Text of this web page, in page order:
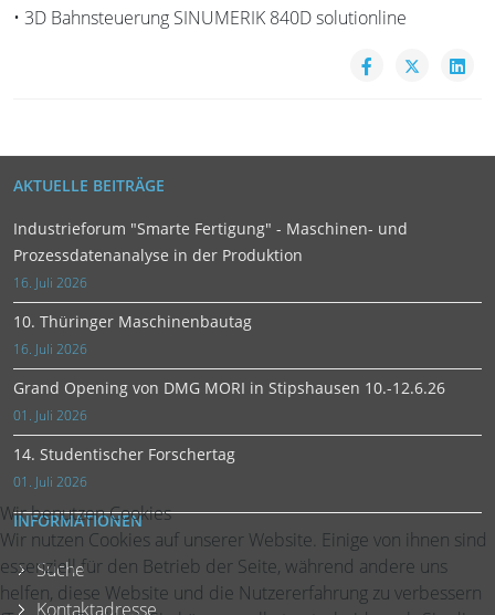
• 3D Bahnsteuerung SINUMERIK 840D solutionline
AKTUELLE BEITRÄGE
Industrieforum "Smarte Fertigung" - Maschinen- und
Prozessdatenanalyse in der Produktion
16. Juli 2026
10. Thüringer Maschinenbautag
16. Juli 2026
Grand Opening von DMG MORI in Stipshausen 10.-12.6.26
01. Juli 2026
14. Studentischer Forschertag
01. Juli 2026
INFORMATIONEN
Suche
Kontaktadresse
Wir benutzen Cookies
Wir nutzen Cookies auf unserer Website. Einige von ihnen sind
essenziell für den Betrieb der Seite, während andere uns
helfen, diese Website und die Nutzererfahrung zu verbessern